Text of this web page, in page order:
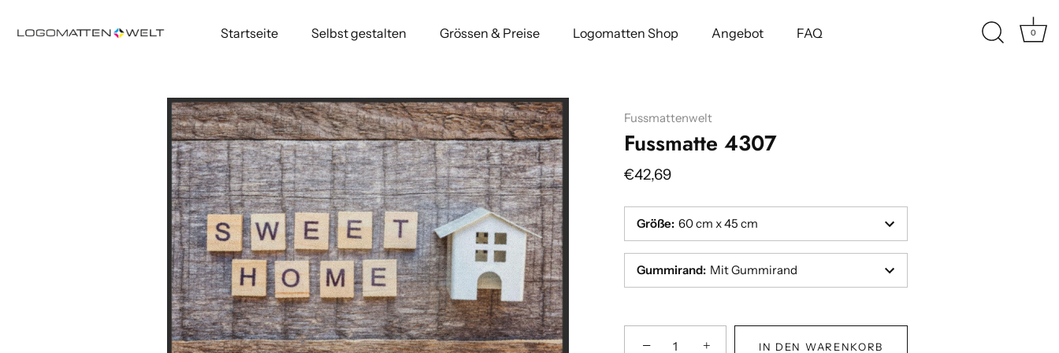
Startseite Selbst gestalten Grössen & Preise Logomatten Shop Angebot FAQ 0
Fussmattenwelt
Fussmatte 4307
€42,69
Größe: 60 cm x 45 cm
Gummirand: Mit Gummirand
Breite:(cm)
Breite:(cm)
Breite:(cm)
Breite:(cm)
− + IN DEN WARENKORB